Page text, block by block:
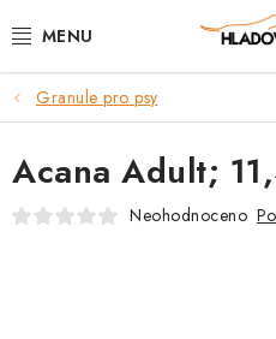
na
POTŘEBY PRO PSY
TAMI PŘEPRAVNÍ BOXY
SPORT SE PSEM
Granule pro psy
Acana Adult;
Neohodnoceno